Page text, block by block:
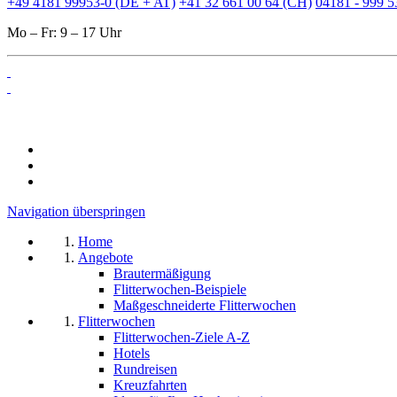
Mo – Fr: 9 – 17 Uhr
Navigation überspringen
Home
Angebote
Brautermäßigung
Flitterwochen-Beispiele
Maßgeschneiderte Flitterwochen
Flitterwochen
Flitterwochen-Ziele A-Z
Hotels
Rundreisen
Kreuzfahrten